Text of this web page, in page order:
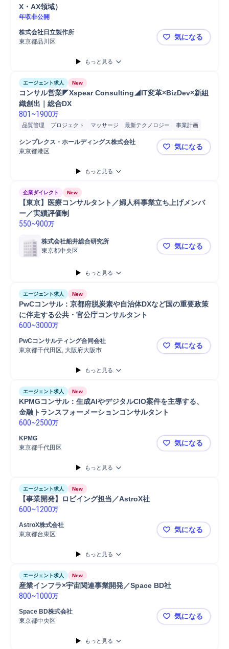
X・AX領域）
年収非公開
株式会社日立製作所
東京都品川区
【日立製作
気になる
もっと見る
エージェント求人 New
コンサル営業◤Xspear Consulting◢IT変革×BizDev×新組
織創出｜総合DX
801 ~1900万
品質管理 プロジェクト マッサージ 最新テクノロジー
事業計画
新規事業
マネジメント
分析
営業
ボディケア/マッサージ
シンプレクス・ホールディングス株式会社
東京都港区
コンサル営
気になる
もっと見る
企業ダイレクト New
【東京】医療コンサルタント／婦人科事業立ち上げメンバ
ー／実績評価制
550~900万
株式会社船井総合研究所
東京都中央区
【東京】医
気になる
もっと見る
エージェント求人 New
PwCコンサル：京都府脱炭素や自治体DXなど国の重要政策
に伴走する公共・官公庁コンサルタント
600~3000万
PwCコンサルティング合同会社
東京都千代田区, 大阪府大阪市
PwCコンサ
気になる
もっと見る
エージェント求人 New
KPMGコンサル：生成AIやデジタルCIO案件を主導する、
金融トランスフォーメーションコンサルタント
600~2500万
KPMG
東京都千代田区
KPMGコン
気になる
もっと見る
エージェント求人 New
【事業開発】ロビイング担当／AstroX社
600~1200万
AstroX株式会社
東京都台東区
【事業開発
気になる
もっと見る
エージェント求人 New
産業インフラ×宇宙関連事業開発／Space BD社
800~1000万
Space BD株式会社
東京都中央区
産業インフ
気になる
もっと見る